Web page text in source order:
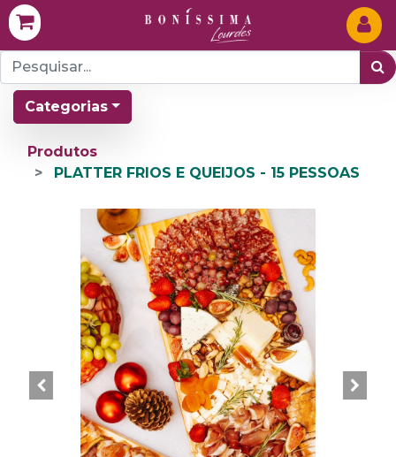
Categorias
Produtos
PLATTER FRIOS E QUEIJOS - 15 PESSOAS